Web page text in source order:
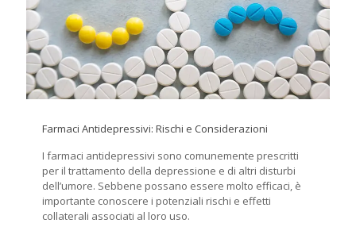
Farmaci Antidepressivi: Rischi e Considerazioni
I farmaci antidepressivi sono comunemente prescritti
per il trattamento della depressione e di altri disturbi
dell’umore. Sebbene possano essere molto efficaci, è
importante conoscere i potenziali rischi e effetti
collaterali associati al loro uso.